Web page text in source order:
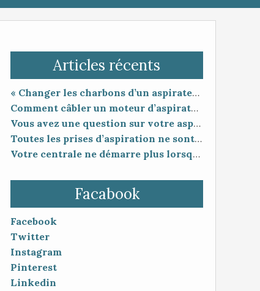
Articles récents
« Changer les charbons d’un aspirateur centralisé : entretien utile ou coup de poker ? »
Comment câbler un moteur d’aspirateur
Vous avez une question sur votre aspiration centralisée ?
Toutes les prises d’aspiration ne sont pas forcément compatibles entre elles.
Votre centrale ne démarre plus lorsque vous branchez le flexible ?
Facabook
Facebook
Twitter
Instagram
Pinterest
Linkedin